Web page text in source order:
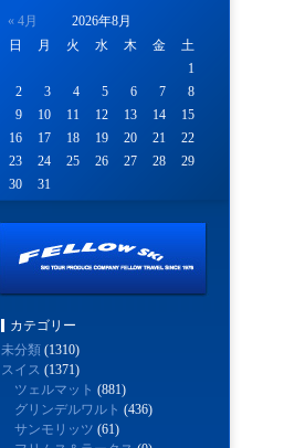
2026年8月
日
月 火 水 木 金 土
« 4月
1
2
3 4 5 6 7
8
9
10 11 12 13 14
15
16
17 18 19 20 21
22
23
24 25 26 27 28
29
30
31
カテゴリー
未分類 (1310)
スイス (1371)
ツェルマット (881)
グリンデルワルト (436)
サンモリッツ (61)